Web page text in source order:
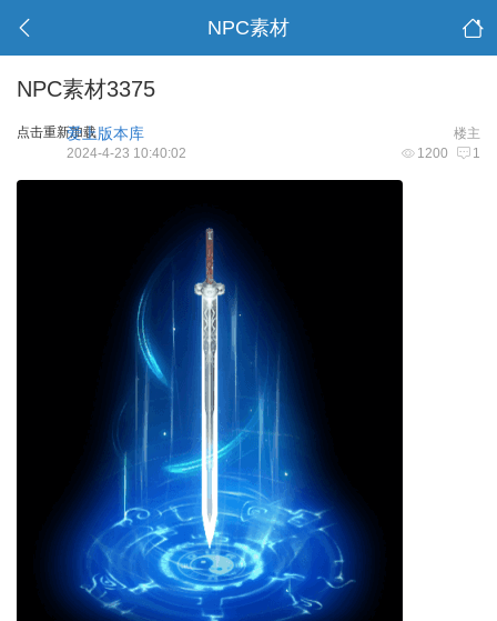
NPC素材
NPC素材3375
点击重新加载 楼主
爱上版本库
1200 1
2024-4-23 10:40:02